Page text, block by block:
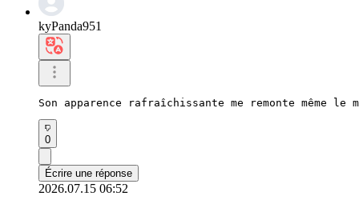
kyPanda951
Son apparence rafraîchissante me remonte même
0
Écrire une réponse
2026.07.15 06:52